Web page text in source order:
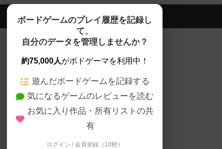
ボードゲームのプレイ履歴を記録し
て、
自分のデータを管理しませんか？
約75,000人がボドゲーマを利用中！
遊んだボードゲームを記録する
気になるゲームのレビューを読む
お気に入り作品・所有リストの共
有
ログイン / 会員登録（10秒）
ボドゲーマTOP
ボードゲームを検索する
ボードゲームの新着レビュー
ボードゲーム会情報
メカニクス特集
掲示板・トピックス